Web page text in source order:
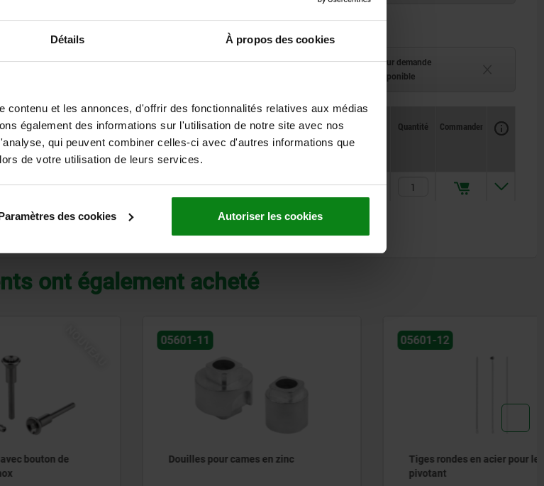
Détails À propos des cookies
contenu et les annonces, d'offrir des fonctionnalités relatives aux médias
également des informations sur l'utilisation de notre site avec nos
qui peuvent combiner celles-ci avec d'autres informations que
de votre utilisation de leurs services.
des cookies Autoriser les cookies
AGRANDIR LE TABLEAU
Expédié immédiatement (en stock)
Délai de livraison sur demande
Actuellement indisponible
B D H1 H2 H3 L L1 L2
CAO
Disponibilité
Prix
Quantité Commander
20 5,8 10 2,6 13 48 36 8,2 2,17 €
ont également acheté
NOUVEAU
Douilles pour cames en zinc
Tiges rondes en acier pour levier